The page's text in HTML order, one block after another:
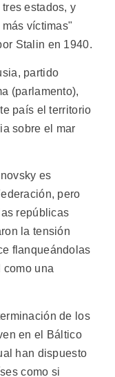
estados, y
víctimas"
Stalin en 1940.
partido
(parlamento),
país el territorio
sobre el mar
es
pero
repúblicas
la tensión
flanqueándolas
como una
de los
en el Báltico
han dispuesto
como si